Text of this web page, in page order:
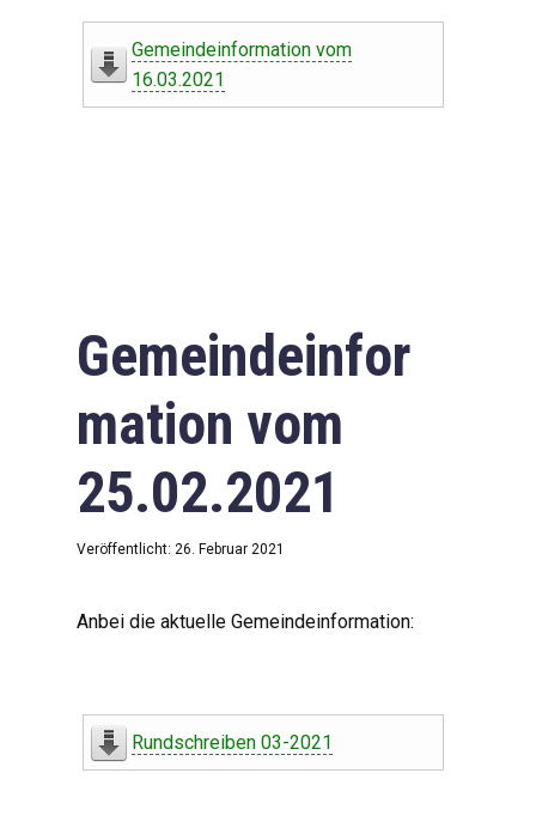
Leben in Oberdorf
Downloads
Impressum
Datenschutzerklärung
Gemeindeinformation vom
16.03.2021
Gemeindeinfor
mation vom
25.02.2021
Veröffentlicht: 26. Februar 2021
Anbei die aktuelle Gemeindeinformation:
Rundschreiben 03-2021